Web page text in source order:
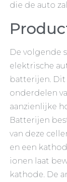
die de auto
De volgende
elektrische
batterijen. Dit
onderdelen
aanzienlijke
Batterijen
van deze
en een
ionen laat
kathode. De